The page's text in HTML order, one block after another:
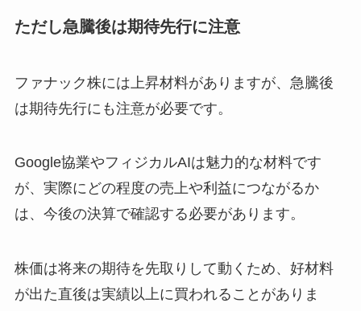
ただし急騰後は期待先行に注意
ファナック株には上昇材料がありますが、急騰後
は期待先行にも注意が必要です。
Google協業やフィジカルAIは魅力的な材料です
が、実際にどの程度の売上や利益につながるか
は、今後の決算で確認する必要があります。
株価は将来の期待を先取りして動くため、好材料
が出た直後は実績以上に買われることがありま